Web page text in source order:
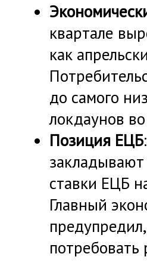
квартале
как
до самого
локдаунов
Позиция ЕЦБ
ставки ЕЦБ
Главный